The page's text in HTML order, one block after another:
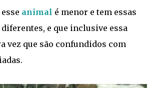
animal é menor e tem essas
e que inclusive essa
vez que são confundidos com